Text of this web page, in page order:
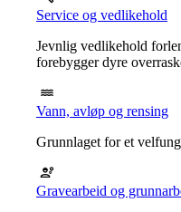
Service og vedlikehold
Jevnlig vedlikehold
forebygger dyre
Vann, avløp og rensing
Grunnlaget for et
Gravearbeid og